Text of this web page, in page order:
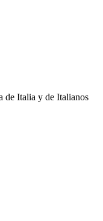
de Italia y de Italianos